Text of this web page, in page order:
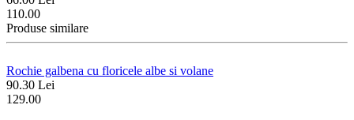
110.00
Produse similare
Rochie galbena cu floricele albe si volane
90.30 Lei
129.00